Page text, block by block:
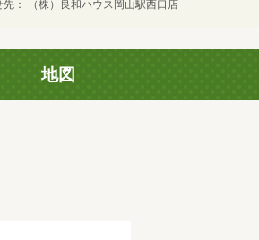
先 （株）良和ハウス岡山駅西口店
地図